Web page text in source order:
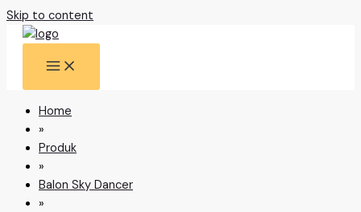
Skip to content
Home
»
Produk
»
Balon Sky Dancer
»